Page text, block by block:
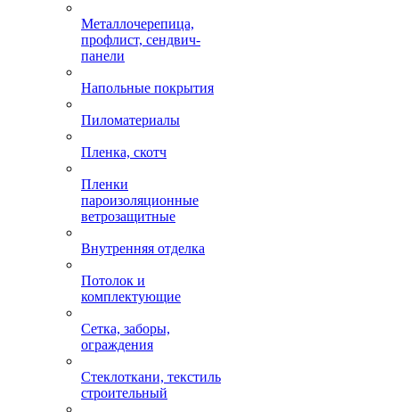
Металлочерепица,
профлист, сендвич-
панели
Напольные покрытия
Пиломатериалы
Пленка, скотч
Пленки
пароизоляционные
ветрозащитные
Внутренняя отделка
Потолок и
комплектующие
Сетка, заборы,
ограждения
Стеклоткани, текстиль
строительный